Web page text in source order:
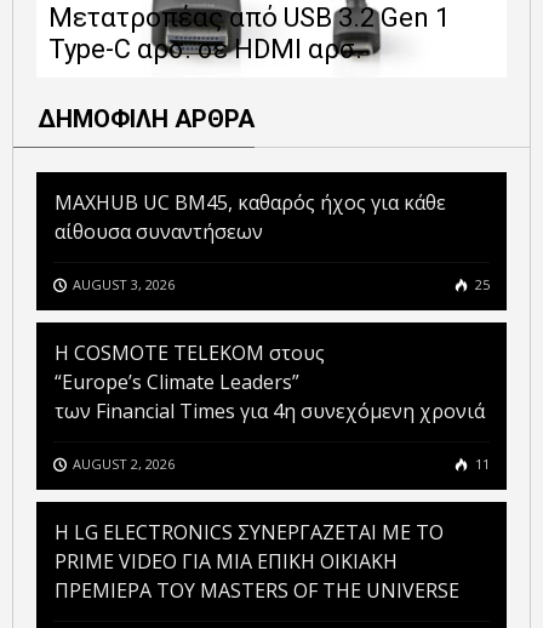
Μετατροπέας από USB 3.2 Gen 1
Type-C αρσ. σε HDMI αρσ.
ΔΗΜΟΦΙΛΗ ΑΡΘΡΑ
MAXHUB UC BM45, καθαρός ήχος για κάθε
αίθουσα συναντήσεων
AUGUST 3, 2026 25
Η COSMOTE TELEKOM στους
“Europe’s Climate Leaders”
των Financial Times για 4η συνεχόμενη χρονιά
AUGUST 2, 2026 11
H LG ELECTRONICS ΣΥΝΕΡΓΑΖΕΤΑΙ ΜΕ ΤΟ
PRIME VIDEO ΓΙΑ ΜΙΑ ΕΠΙΚΗ ΟΙΚΙΑΚΗ
ΠΡΕΜΙΕΡΑ ΤΟΥ MASTERS OF THE UNIVERSE